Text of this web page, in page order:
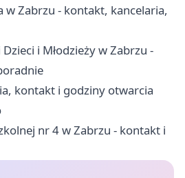
w Zabrzu - kontakt, kancelaria,
i Młodzieży w Zabrzu -
kontakt i godziny otwarcia
nr 4 w Zabrzu - kontakt i